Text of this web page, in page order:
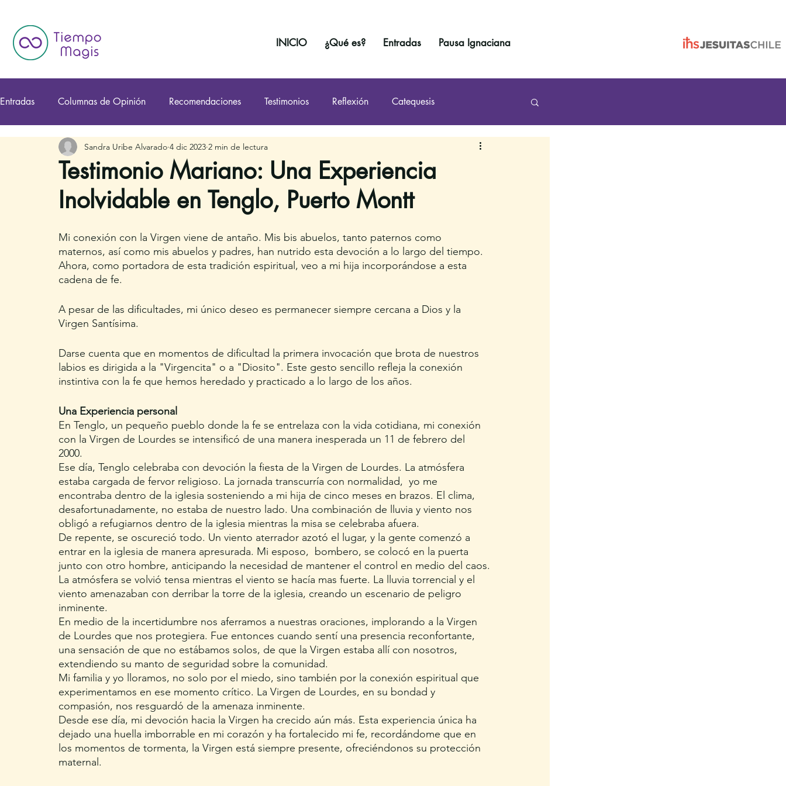
INICIO ¿Qué es? Entradas Pausa Ignaciana
Entradas Columnas de Opinión Recomendaciones Testimonios Reflexión Catequesis
Testimonio Mariano: Una Experiencia
Inolvidable en Tenglo, Puerto Montt
Sandra Uribe Alvarado 4 dic 2023 2 min de lectura
Mi conexión con la Virgen viene de antaño. Mis bis abuelos, tanto paternos como
maternos, así como mis abuelos y padres, han nutrido esta devoción a lo largo del tiempo.
Ahora, como portadora de esta tradición espiritual, veo a mi hija incorporándose a esta
cadena de fe.
A pesar de las dificultades, mi único deseo es permanecer siempre cercana a Dios y la
Virgen Santísima.
Darse cuenta que en momentos de dificultad la primera invocación que brota de nuestros
labios es dirigida a la "Virgencita" o a "Diosito". Este gesto sencillo refleja la conexión
instintiva con la fe que hemos heredado y practicado a lo largo de los años.
Una Experiencia personal
En Tenglo, un pequeño pueblo donde la fe se entrelaza con la vida cotidiana, mi conexión
con la Virgen de Lourdes se intensificó de una manera inesperada un 11 de febrero del
2000.
Ese día, Tenglo celebraba con devoción la fiesta de la Virgen de Lourdes. La atmósfera
estaba cargada de fervor religioso. La jornada transcurría con normalidad,  yo me
encontraba dentro de la iglesia sosteniendo a mi hija de cinco meses en brazos. El clima,
desafortunadamente, no estaba de nuestro lado. Una combinación de lluvia y viento nos
obligó a refugiarnos dentro de la iglesia mientras la misa se celebraba afuera.
De repente, se oscureció todo. Un viento aterrador azotó el lugar, y la gente comenzó a
entrar en la iglesia de manera apresurada. Mi esposo,  bombero, se colocó en la puerta
junto con otro hombre, anticipando la necesidad de mantener el control en medio del caos.
La atmósfera se volvió tensa mientras el viento se hacía mas fuerte. La lluvia torrencial y el
viento amenazaban con derribar la torre de la iglesia, creando un escenario de peligro
inminente.
En medio de la incertidumbre nos aferramos a nuestras oraciones, implorando a la Virgen
de Lourdes que nos protegiera. Fue entonces cuando sentí una presencia reconfortante,
una sensación de que no estábamos solos, de que la Virgen estaba allí con nosotros,
extendiendo su manto de seguridad sobre la comunidad.
Mi familia y yo lloramos, no solo por el miedo, sino también por la conexión espiritual que
experimentamos en ese momento crítico. La Virgen de Lourdes, en su bondad y
compasión, nos resguardó de la amenaza inminente.
Desde ese día, mi devoción hacia la Virgen ha crecido aún más. Esta experiencia única ha
dejado una huella imborrable en mi corazón y ha fortalecido mi fe, recordándome que en
los momentos de tormenta, la Virgen está siempre presente, ofreciéndonos su protección
maternal.